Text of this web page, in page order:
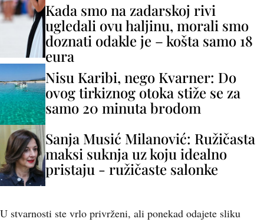
Kada smo na zadarskoj rivi
ugledali ovu haljinu, morali smo
doznati odakle je – košta samo 18
eura
Nisu Karibi, nego Kvarner: Do
ovog tirkiznog otoka stiže se za
samo 20 minuta brodom
Sanja Musić Milanović: Ružičasta
maksi suknja uz koju idealno
pristaju - ružičaste salonke
U stvarnosti ste vrlo privrženi, ali ponekad odajete sliku